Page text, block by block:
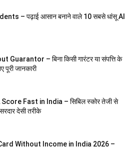
– पढ़ाई आसान बनाने वाले 10 सबसे धांसू AI
– बिना किसी गारंटर या संपत्ति के
जानकारी
Fast in India – सिबिल स्कोर तेजी से
देसी तरीके
Without Income in India 2026 –